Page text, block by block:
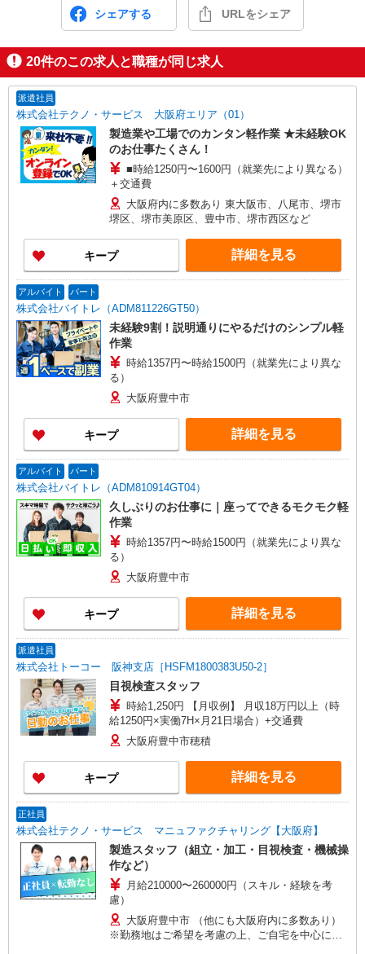
シェアする URLをシェア
20件のこの求人と職種が同じ求人
派遣社員
株式会社テクノ・サービス 大阪府エリア（01）
製造業や工場でのカンタン軽作業 ★未経験OK
のお仕事たくさん！
■時給1250円〜1600円（就業先により異なる）
＋交通費
大阪府内に多数あり 東大阪市、八尾市、堺市
堺区、堺市美原区、豊中市、堺市西区など
キープ 詳細を見る
アルバイト パート
株式会社バイトレ（ADM811226GT50）
未経験9割！説明通りにやるだけのシンプル軽
作業
時給1357円〜時給1500円（就業先により異な
る）
大阪府豊中市
キープ 詳細を見る
アルバイト パート
株式会社バイトレ（ADM810914GT04）
久しぶりのお仕事に｜座ってできるモクモク軽
作業
時給1357円〜時給1500円（就業先により異な
る）
大阪府豊中市
キープ 詳細を見る
派遣社員
株式会社トーコー 阪神支店［HSFM1800383U50-2］
目視検査スタッフ
時給1,250円 【月収例】 月収18万円以上（時
給1250円×実働7H×月21日場合）+交通費
大阪府豊中市穂積
キープ 詳細を見る
正社員
株式会社テクノ・サービス マニュファクチャリング【大阪府】
製造スタッフ（組立・加工・目視検査・機械操
作など）
月給210000〜260000円（スキル・経験を考
慮）
大阪府豊中市 （他にも大阪府内に多数あり）
※勤務地はご希望を考慮の上、ご自宅を中心に通